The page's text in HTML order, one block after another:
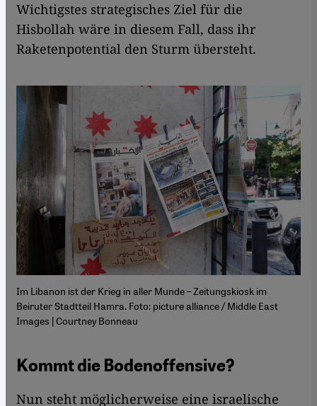
Wichtigstes strategisches Ziel für die
Hisbollah wäre in diesem Fall, dass ihr
Raketenpotential den Sturm übersteht.
Im Libanon ist der Krieg in aller Munde – Zeitungskiosk im
Beiruter Stadtteil Hamra. Foto: picture alliance / Middle East
Images | Courtney Bonneau
Kommt die Bodenoffensive?
Nun steht möglicherweise eine israelische